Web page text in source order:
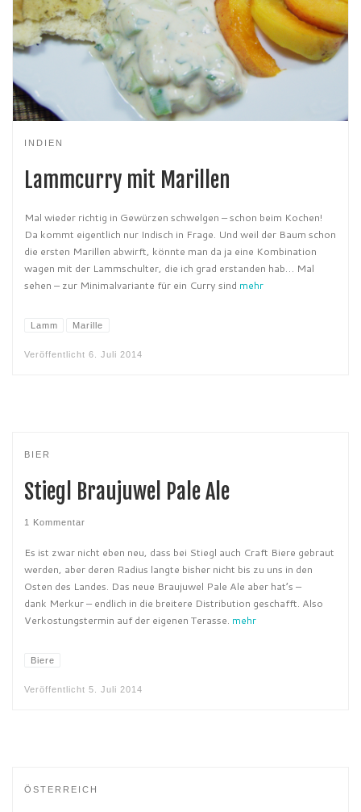
INDIEN
Lammcurry mit Marillen
Mal wieder richtig in Gewürzen schwelgen – schon beim Kochen!
Da kommt eigentlich nur Indisch in Frage. Und weil der Baum schon
die ersten Marillen abwirft, könnte man da ja eine Kombination
wagen mit der Lammschulter, die ich grad erstanden hab… Mal
sehen – zur Minimalvariante für ein Curry sind mehr
Lamm Marille
Veröffentlicht 6. Juli 2014
BIER
Stiegl Braujuwel Pale Ale
1 Kommentar
Es ist zwar nicht eben neu, dass bei Stiegl auch Craft Biere gebraut
werden, aber deren Radius langte bisher nicht bis zu uns in den
Osten des Landes. Das neue Braujuwel Pale Ale aber hat’s –
dank Merkur – endlich in die breitere Distribution geschafft. Also
Verkostungstermin auf der eigenen Terasse. mehr
Biere
Veröffentlicht 5. Juli 2014
ÖSTERREICH